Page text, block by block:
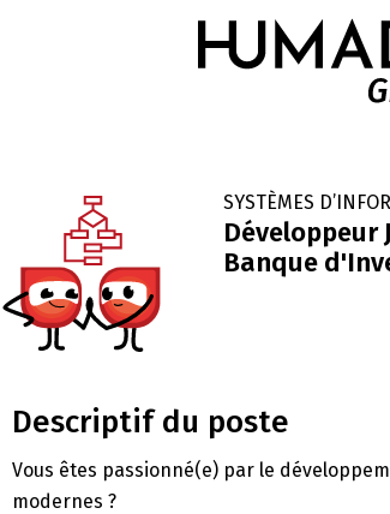
SYSTÈMES
Développeur
Banque
Descriptif du poste
Vous êtes passionné(e) par le
modernes ?